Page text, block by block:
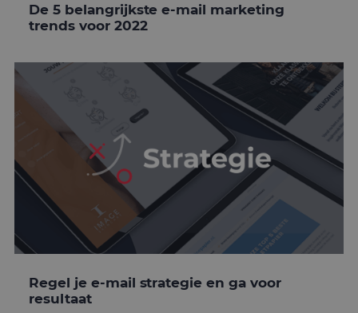
De 5 belangrijkste e-mail marketing
trends voor 2022
Regel je e-mail strategie en ga voor
resultaat